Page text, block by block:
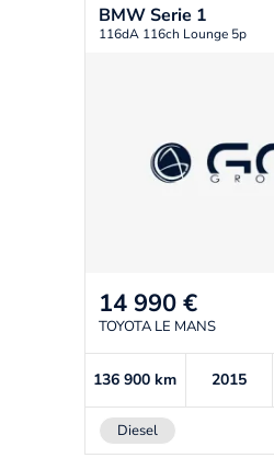
BMWSerie 1
116dA 116ch Lounge 5p
14 990 €
TOYOTA LE MANS
136 900km 2015
Diesel